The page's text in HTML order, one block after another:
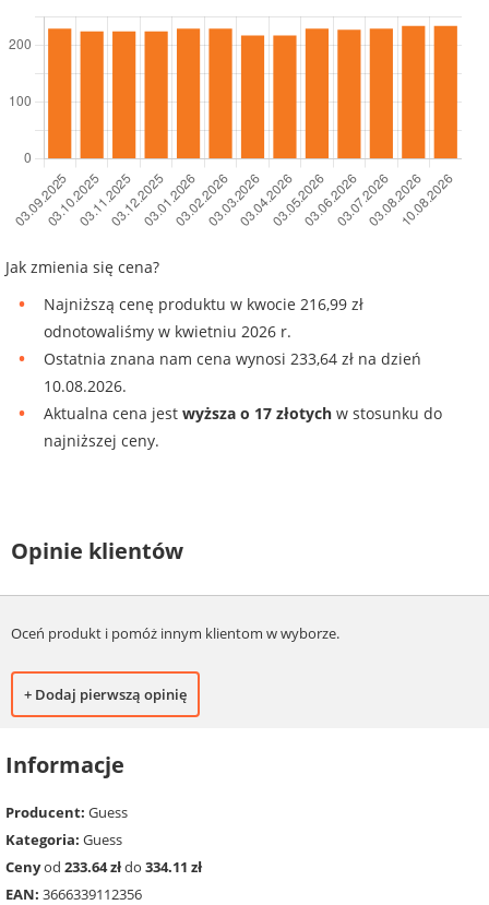
Jak zmienia się cena?
Najniższą cenę produktu w kwocie 216,99 zł
odnotowaliśmy w kwietniu 2026 r.
Ostatnia znana nam cena wynosi 233,64 zł na dzień
10.08.2026.
Aktualna cena jest wyższa o 17 złotych w stosunku do
najniższej ceny.
Opinie klientów
Oceń produkt i pomóż innym klientom w wyborze.
+ Dodaj pierwszą opinię
Informacje
Producent: Guess
Kategoria: Guess
Cenyod 233.64 złdo 334.11 zł
EAN: 3666339112356